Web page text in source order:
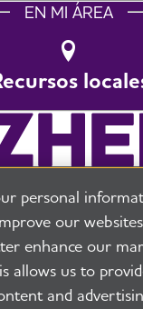
EN MI ÁREA
Ave. Floor 17
800.272.3900
personal
our
enhance our
allows us to
and